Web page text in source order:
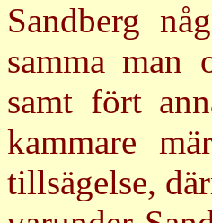
Sandberg
samma man
samt fört
kammare
tillsägelse,